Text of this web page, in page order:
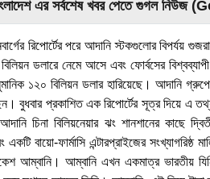
এর সর্বশেষ খবর পেতে গুগল
রিপোর্টের পরে আদানি স্টকগুলোর বিপর্যয়
ডলারে নেমে আসে এবং ফোর্বসের
১২০ বিলিয়ন ডলার হারিয়েছে। আদানি
বুধবার প্রকাশিত এক রিপোর্টের সূত্র দিয়ে এ
চিনা বিলিয়নেয়ার ঝং শানশানের কাছে
একটি বায়ো-ফার্মাসি এন্টারপ্রাইজের
আম্বানি। আম্বানি এখন একমাত্র ভারতীয়